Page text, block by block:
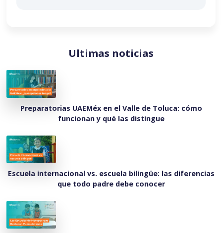
Ultimas noticias
Preparatorias UAEMéx en el Valle de Toluca: cómo
funcionan y qué las distingue
Escuela internacional vs. escuela bilingüe: las diferencias
que todo padre debe conocer